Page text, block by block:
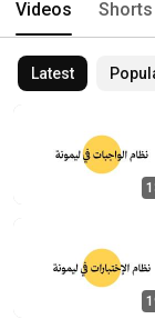
Videos Shorts
Latest